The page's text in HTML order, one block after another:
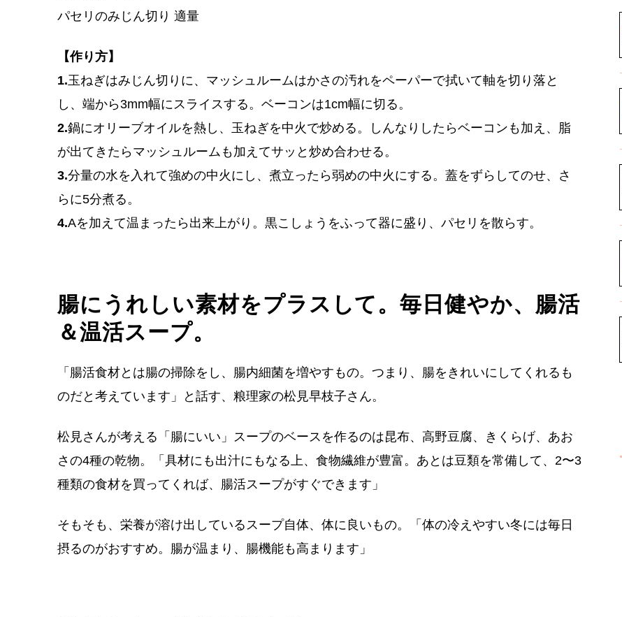
パセリのみじん切り 適量
【作り方】
1.玉ねぎはみじん切りに、マッシュルームはかさの汚れをペーパーで拭いて軸を切り落と
し、端から3mm幅にスライスする。ベーコンは1cm幅に切る。
2.鍋にオリーブオイルを熱し、玉ねぎを中火で炒める。しんなりしたらベーコンも加え、脂
が出てきたらマッシュルームも加えてサッと炒め合わせる。
3.分量の水を入れて強めの中火にし、煮立ったら弱めの中火にする。蓋をずらしてのせ、さ
らに5分煮る。
4.Aを加えて温まったら出来上がり。黒こしょうをふって器に盛り、パセリを散らす。
腸にうれしい素材をプラスして。毎日健やか、腸活
＆温活スープ。
「腸活食材とは腸の掃除をし、腸内細菌を増やすもの。つまり、腸をきれいにしてくれるも
のだと考えています」と話す、粮理家の松見早枝子さん。
松見さんが考える「腸にいい」スープのベースを作るのは昆布、高野豆腐、きくらげ、あお
さの4種の乾物。「具材にも出汁にもなる上、食物繊維が豊富。あとは豆類を常備して、2〜3
種類の食材を買ってくれば、腸活スープがすぐできます」
そもそも、栄養が溶け出しているスープ自体、体に良いもの。「体の冷えやすい冬には毎日
摂るのがおすすめ。腸が温まり、腸機能も高まります」